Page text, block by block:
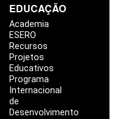
EDUCAÇÃO
Academia
ESERO
Recursos
Projetos
Educativos
Programa
Internacional
de
Desenvolvimento